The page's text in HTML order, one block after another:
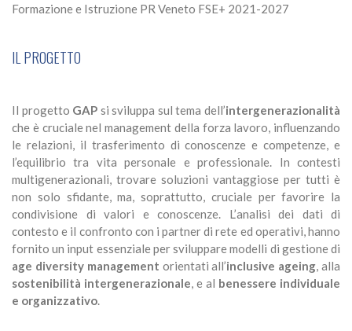
Formazione e Istruzione PR Veneto FSE+ 2021-2027
IL PROGETTO
Il progetto GAP si sviluppa sul tema dell’intergenerazionalità
che è cruciale nel management della forza lavoro, influenzando
le relazioni, il trasferimento di conoscenze e competenze, e
l’equilibrio tra vita personale e professionale. In contesti
multigenerazionali, trovare soluzioni vantaggiose per tutti è
non solo sfidante, ma, soprattutto, cruciale per favorire la
condivisione di valori e conoscenze. L’analisi dei dati di
contesto e il confronto con i partner di rete ed operativi, hanno
fornito un input essenziale per sviluppare modelli di gestione di
age diversity management orientati all’inclusive ageing, alla
sostenibilità intergenerazionale, e al benessere individuale
e organizzativo.